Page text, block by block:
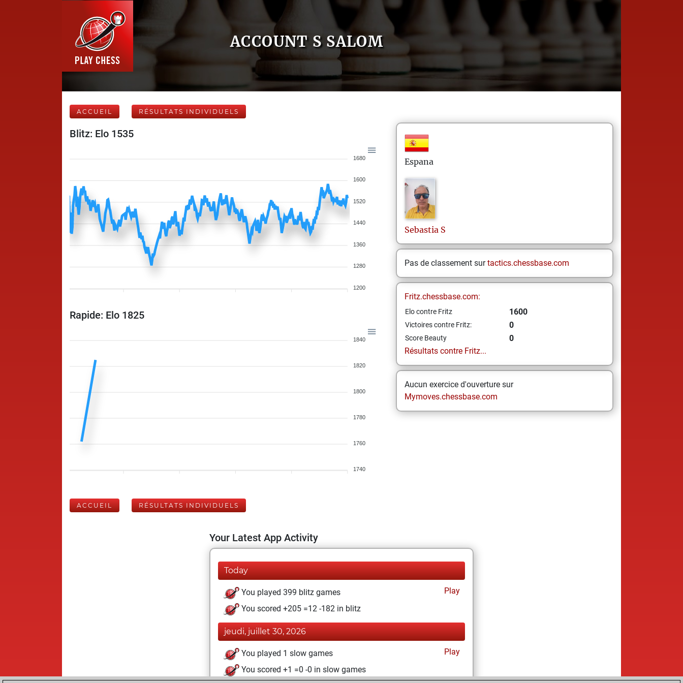
ACCOUNT S SALOM
ACCUEIL RÉSULTATS INDIVIDUELS
Blitz: Elo 1535
1680
1600
1520
1440
1360
1280
1200
Rapide: Elo 1825
1840
1820
1800
1780
1760
1740
Espana
Sebastia S
Pas de classement surtactics.chessbase.com
Fritz.chessbase.com:
Elo contre Fritz 1600
Victoires contre Fritz: 0
Score Beauty
0
Résultats contre Fritz...
Aucun exercice d'ouverture sur
Mymoves.chessbase.com
ACCUEIL RÉSULTATS INDIVIDUELS
Your Latest App Activity
Today
You played 399 blitz games
Play
You scored +205 =12 -182 in blitz
jeudi, juillet 30, 2026
You played 1 slow games
Play
You scored +1 =0 -0 in slow games